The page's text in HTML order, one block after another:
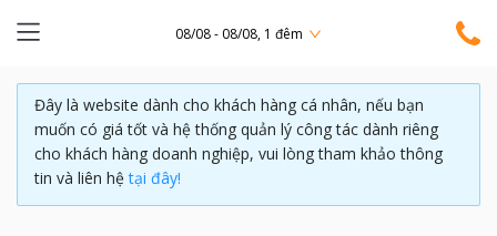
08/08 - 08/08, 1 đêm
Đây là website dành cho khách hàng cá nhân, nếu bạn
muốn có giá tốt và hệ thống quản lý công tác dành riêng
cho khách hàng doanh nghiệp, vui lòng tham khảo thông
tin và liên hệ tại đây!